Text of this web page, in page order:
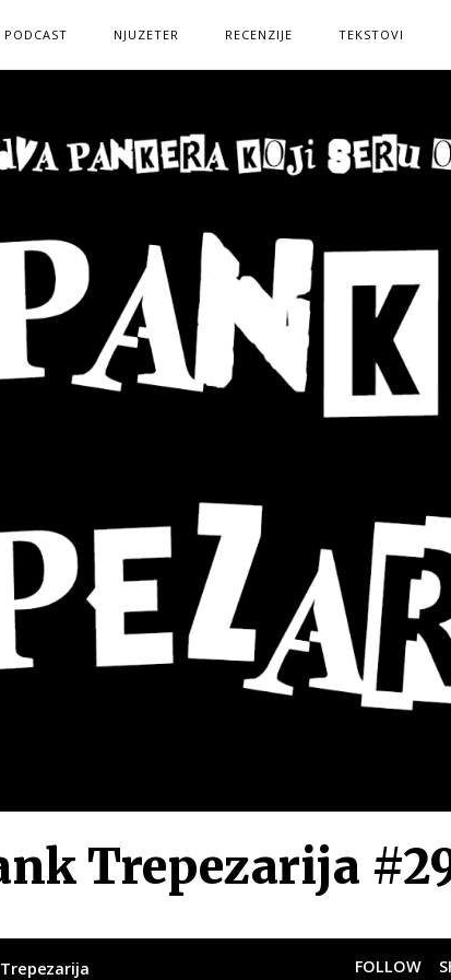
PODCAST NJUZETER RECENZIJE TEKSTOVI
Trepezarija